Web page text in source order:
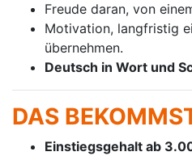
Freude daran, von
Motivation, langfristig
übernehmen.
Deutsch in Wort und
DAS
Einstiegsgehalt ab